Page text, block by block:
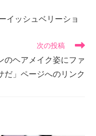
イッシュベリーショ
次の投稿
のヘアメイク姿にファ
だ」ページへのリンク